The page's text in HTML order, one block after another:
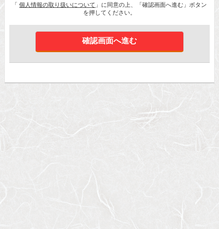
「個人情報の取り扱いについて 」に同意の上、「確認画面へ進む」ボタン
を押してください。